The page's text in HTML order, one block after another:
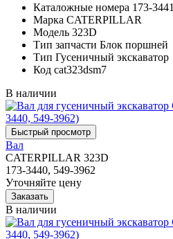
Каталожные номера 173-3441
Марка CATERPILLAR
Модель 323D
Тип запчасти Блок поршней
Тип Гусеничный экскаватор
Код cat323dsm7
В наличии
Вал
CATERPILLAR 323D
173-3440, 549-3962
Уточняйте цену
В наличии